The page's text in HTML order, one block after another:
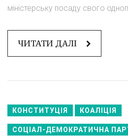
міністерську посаду свого
ЧИТАТИ ДАЛІ
КОНСТИТУЦІЯ КОАЛІЦІЯ
СОЦІАЛ-ДЕМОКРАТИЧНА